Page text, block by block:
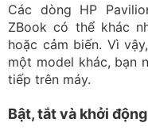
Các dòng HP
ZBook có thể khác
hoặc cảm biến. Vì
một model khác, bạn
tiếp trên máy.
Bật, tắt và khởi